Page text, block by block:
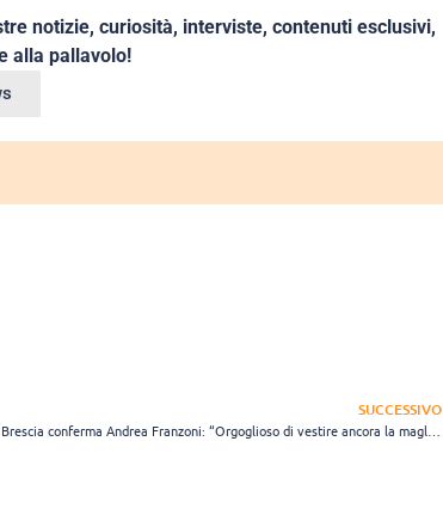
notizie, curiosità, interviste, contenuti esclusivi,
alla pallavolo!
SUCCESSIVO